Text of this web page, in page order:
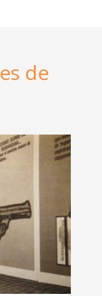
de